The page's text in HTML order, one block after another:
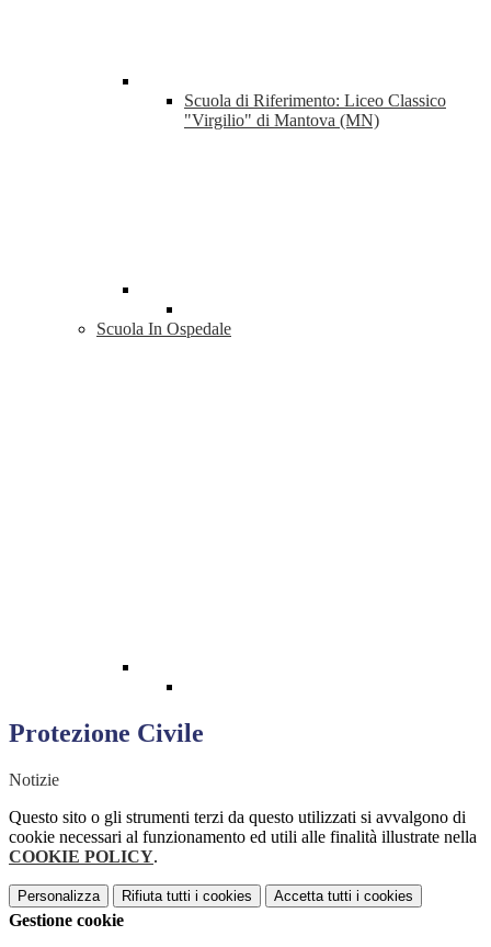
Scuola di Riferimento: Liceo Classico
"Virgilio" di Mantova (MN)
Scuola In Ospedale
Protezione Civile
Notizie
Questo sito o gli strumenti terzi da questo utilizzati si avvalgono di
cookie necessari al funzionamento ed utili alle finalità illustrate nella
COOKIE POLICY.
Personalizza Rifiuta tutti i cookies Accetta tutti i cookies
Gestione cookie